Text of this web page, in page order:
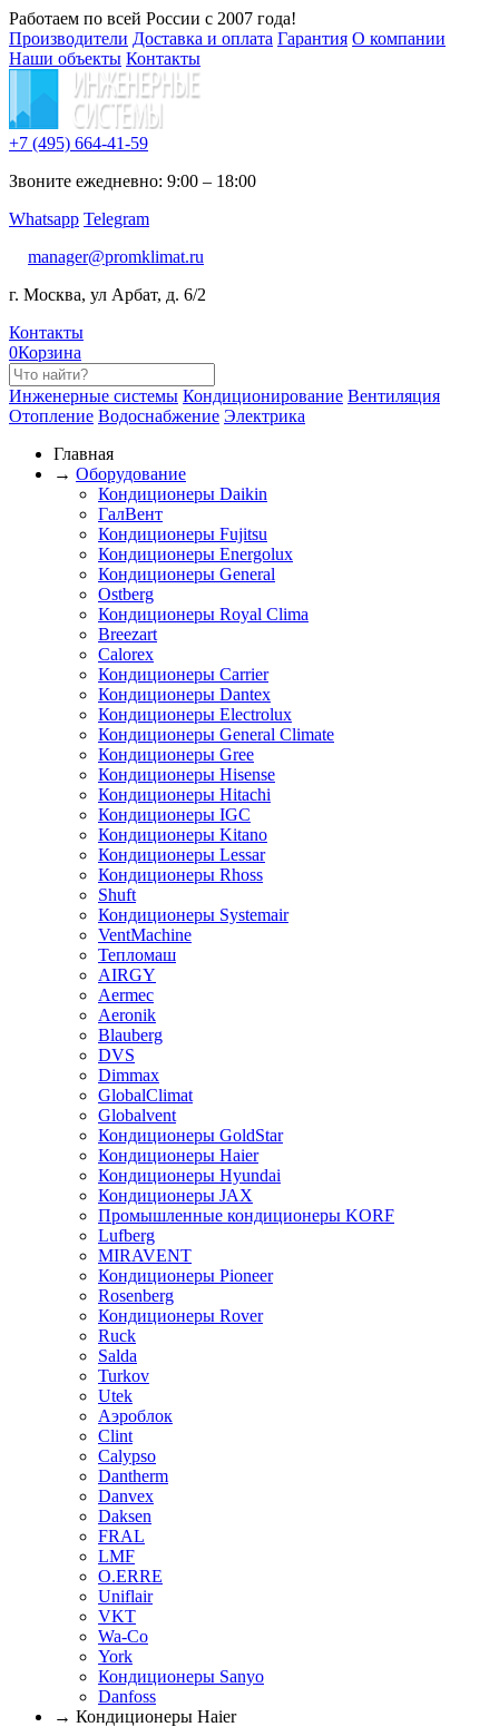
Работаем по всей России с 2007 года!
Производители Доставка и оплата Гарантия О компании
Наши объекты Контакты
+7 (495) 664-41-59
Звоните ежедневно: 9:00 – 18:00
Whatsapp Telegram
manager@promklimat.ru
г. Москва, ул Арбат, д. 6/2
Контакты
0Корзина
Инженерные системы Кондиционирование Вентиляция
Отопление Водоснабжение Электрика
Главная
→ Оборудование
Кондиционеры Daikin
ГалВент
Кондиционеры Fujitsu
Кондиционеры Energolux
Кондиционеры General
Ostberg
Кондиционеры Royal Clima
Breezart
Calorex
Кондиционеры Carrier
Кондиционеры Dantex
Кондиционеры Electrolux
Кондиционеры General Climate
Кондиционеры Gree
Кондиционеры Hisense
Кондиционеры Hitachi
Кондиционеры IGC
Кондиционеры Kitano
Кондиционеры Lessar
Кондиционеры Rhoss
Shuft
Кондиционеры Systemair
VentMachine
Тепломаш
AIRGY
Aermec
Aeronik
Blauberg
DVS
Dimmax
GlobalClimat
Globalvent
Кондиционеры GoldStar
Кондиционеры Haier
Кондиционеры Hyundai
Кондиционеры JAX
Промышленные кондиционеры KORF
Lufberg
MIRAVENT
Кондиционеры Pioneer
Rosenberg
Кондиционеры Rover
Ruck
Salda
Turkov
Utek
Аэроблок
Clint
Calypso
Dantherm
Danvex
Daksen
FRAL
LMF
O.ERRE
Uniflair
VKT
Wa-Co
York
Кондиционеры Sanyo
Danfoss
→ Кондиционеры Haier